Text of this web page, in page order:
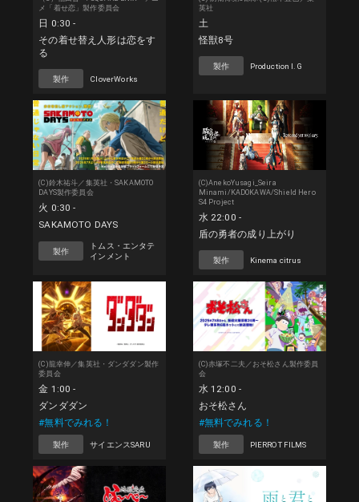
メ「着せ恋」製作委員会
日 0:30 -
その着せ替え人形は恋をす
る
製作 CloverWorks
英社
土
怪獣8号
製作 Production I.G
(C)鈴木祐斗／集英社・SAKAMOTO
DAYS製作委員会
火 0:30 -
SAKAMOTO DAYS
製作
トムス・エンタテ
インメント
(C)AnekoYusagi_Seira
Minami/KADOKAWA/Shield Hero
S4 Project
水 22:00 -
盾の勇者の成り上がり
製作 Kinema citrus
(C)龍幸伸／集英社・ダンダダン製作
委員会
金 1:00 -
ダンダダン
#無料でみれる！
製作 サイエンスSARU
(C)赤塚不二夫／おそ松さん製作委員
会
水 12:00 -
おそ松さん
#無料でみれる！
製作 PIERROT FILMS